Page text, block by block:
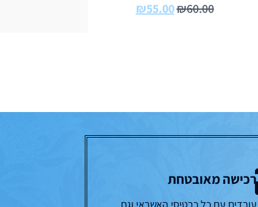
₪60.00
₪55.00
רכישה מאובטחת